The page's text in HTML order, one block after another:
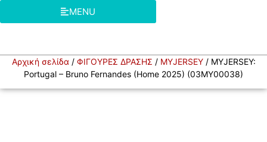
MENU
Αρχική σελίδα / ΦΙΓΟΥΡΕΣ ΔΡΑΣΗΣ / MYJERSEY/ MYJERSEY:
Portugal – Bruno Fernandes (Home 2025) (03MY00038)